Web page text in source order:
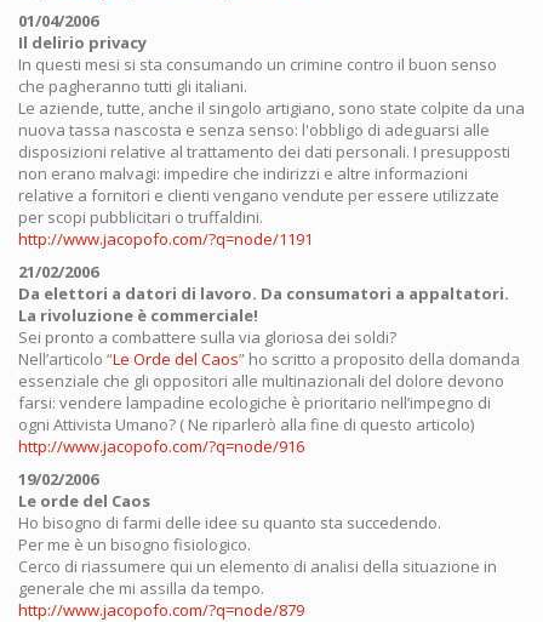
01/04/2006
Il delirio privacy
In questi mesi si sta consumando un crimine contro il buon senso
che pagheranno tutti gli italiani.
Le aziende, tutte, anche il singolo artigiano, sono state colpite da una
nuova tassa nascosta e senza senso: l'obbligo di adeguarsi alle
disposizioni relative al trattamento dei dati personali. I presupposti
non erano malvagi: impedire che indirizzi e altre informazioni
relative a fornitori e clienti vengano vendute per essere utilizzate
per scopi pubblicitari o truffaldini.
http://www.jacopofo.com/?q=node/1191
21/02/2006
Da elettori a datori di lavoro. Da consumatori a appaltatori.
La rivoluzione è commerciale!
Sei pronto a combattere sulla via gloriosa dei soldi?
Nell’articolo “Le Orde del Caos” ho scritto a proposito della domanda
essenziale che gli oppositori alle multinazionali del dolore devono
farsi: vendere lampadine ecologiche è prioritario nell’impegno di
ogni Attivista Umano? ( Ne riparlerò alla fine di questo articolo)
http://www.jacopofo.com/?q=node/916
19/02/2006
Le orde del Caos
Ho bisogno di farmi delle idee su quanto sta succedendo.
Per me è un bisogno fisiologico.
Cerco di riassumere qui un elemento di analisi della situazione in
generale che mi assilla da tempo.
http://www.jacopofo.com/?q=node/879